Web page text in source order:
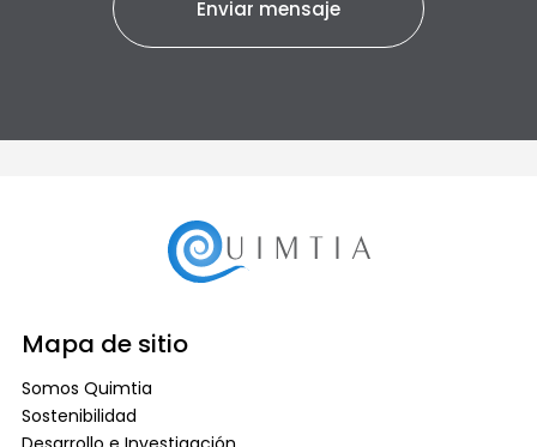
Mapa de sitio
Somos Quimtia
Sostenibilidad